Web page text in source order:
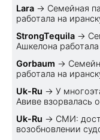
Lara → Семейная
работала на
StrongTequila →
Ашкелона
Gorbaum →
работала на
Uk-Ru → У
Авиве взорвалась
Uk-Ru → СМИ:
возобновлении